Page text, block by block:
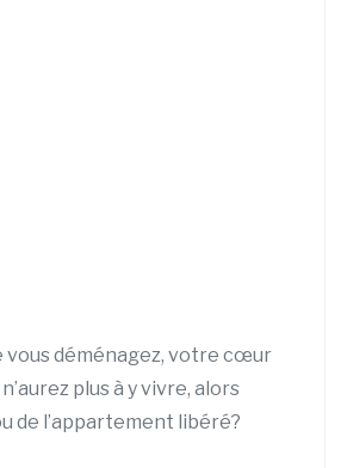
vous déménagez, votre cœur
plus à y vivre, alors
de l’appartement libéré?